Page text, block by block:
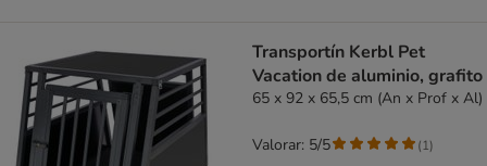
Transportín Kerbl Pet
Vacation de aluminio, grafito
65 x 92 x 65,5 cm (An x Prof x Al)
Valorar: 5/5 (1)